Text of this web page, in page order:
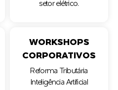
setor elétrico.
WORKSHOPS
CORPORATIVOS
Reforma Tributária
Inteligência Artificial